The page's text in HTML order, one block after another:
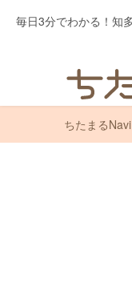
毎日3分でわかる！知
ちたまる